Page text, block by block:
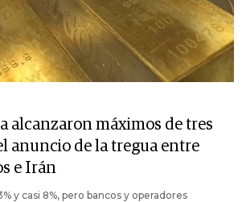
alcanzaron máximos de tres
anuncio de la tregua entre
e Irán
y casi 8%, pero bancos y operadores